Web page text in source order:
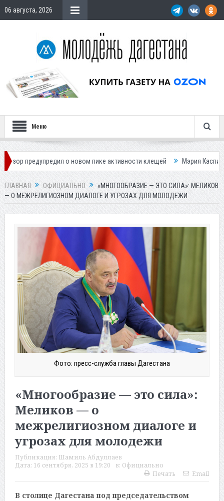
06 августа, 2026
Меню
о новом пике активности клещей Мэрия Каспийска
ГЛАВНАЯ ОФИЦИАЛЬНО
«МНОГООБРАЗИЕ — ЭТО СИЛА»: МЕЛИКОВ
— О МЕЖРЕЛИГИОЗНОМ ДИАЛОГЕ И УГРОЗАХ ДЛЯ МОЛОДЕЖИ
Фото: пресс-служба главы Дагестана
«Многообразие — это сила»:
Меликов — о
межрелигиозном диалоге и
угрозах для молодежи
Публикация: Шамиль Абдуллаев
Дата: 16 сентября, 2025 в 19:20 в: Официально
Печать
Email
В столице Дагестана под председательством